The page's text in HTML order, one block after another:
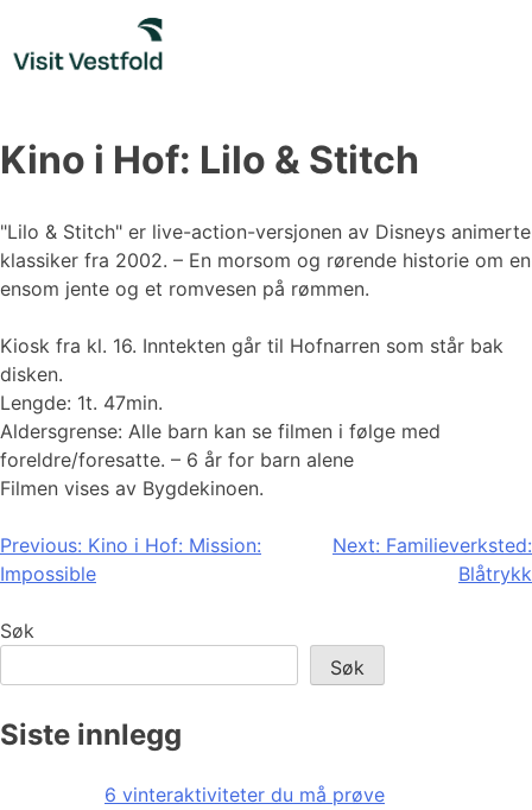
content
Kino i Hof: Lilo & Stitch
"Lilo & Stitch" er live-action-versjonen av Disneys animerte
klassiker fra 2002. – En morsom og rørende historie om en
ensom jente og et romvesen på rømmen.
Kiosk fra kl. 16. Inntekten går til Hofnarren som står bak
disken.
Lengde: 1t. 47min.
Aldersgrense: Alle barn kan se filmen i følge med
foreldre/foresatte. – 6 år for barn alene
Filmen vises av Bygdekinoen.
Innleggsnavigasjon
Previous: Kino i Hof: Mission:
Impossible
Next: Familieverksted:
Blåtrykk
Søk
Søk
Siste innlegg
6 vinteraktiviteter du må prøve